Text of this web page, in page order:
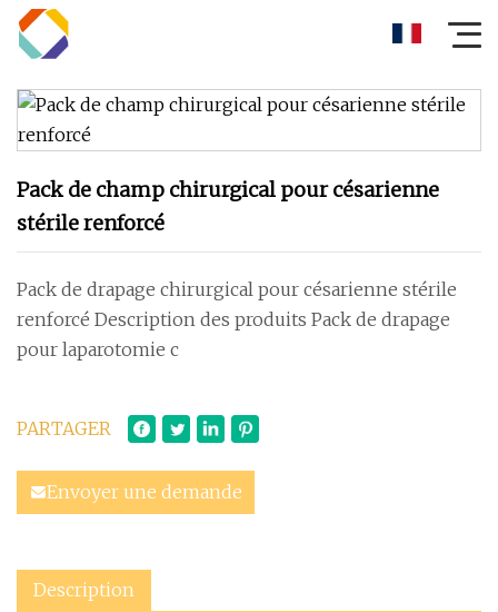
Pack de champ chirurgical pour césarienne
stérile renforcé
Pack de drapage chirurgical pour césarienne stérile
renforcé Description des produits Pack de drapage
pour laparotomie c
PARTAGER
Envoyer une demande
Description